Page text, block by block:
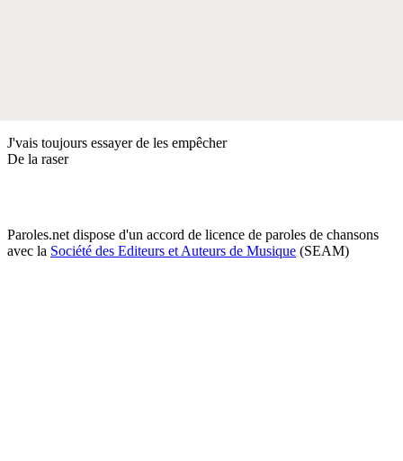
J'vais toujours essayer de les empêcher
De la raser
Paroles.net dispose d'un accord de licence de paroles de chansons
avec la Société des Editeurs et Auteurs de Musique (SEAM)